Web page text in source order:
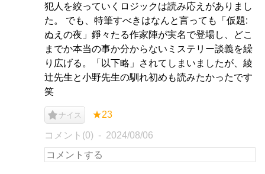
犯人を絞っていくロジックは読み応えがありまし
た。 でも、特筆すべきはなんと言っても「仮題:
ぬえの夜」錚々たる作家陣が実名で登場し、どこ
までか本当の事か分からないミステリー談義を繰
り広げる。「以下略」されてしまいましたが、綾
辻先生と小野先生の馴れ初めも読みたかったです
笑
ナイス ★23
コメント(0) 2024/08/06